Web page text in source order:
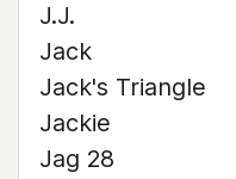
J.J.
Jack
Jack's Triangle
Jackie
Jag 28